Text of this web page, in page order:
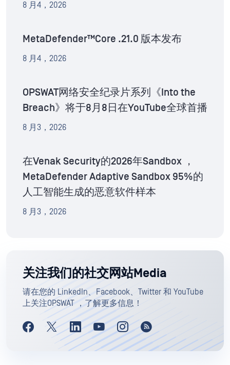
8 月4，2026
MetaDefender™Core .21.0 版本发布
8 月4，2026
OPSWAT网络安全纪录片系列《Into the
Breach》将于8月8日在YouTube全球首播
8 月3，2026
在Venak Security的2026年Sandbox ，
MetaDefender Adaptive Sandbox 95%的
人工智能生成的恶意软件样本
8 月3，2026
关注我们的社交网站Media
请在您的 LinkedIn、Facebook、Twitter 和 YouTube
上关注OPSWAT ，了解更多信息！